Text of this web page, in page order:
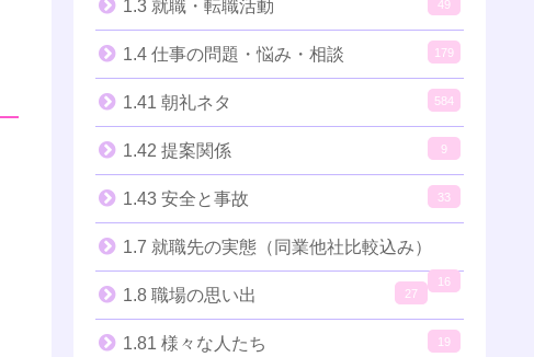
1.3 就職・転職活動 49
1.4 仕事の問題・悩み・相談 179
1.41 朝礼ネタ 584
1.42 提案関係 9
1.43 安全と事故 33
1.7 就職先の実態（同業他社比較込み）
16
1.8 職場の思い出 27
1.81 様々な人たち 19